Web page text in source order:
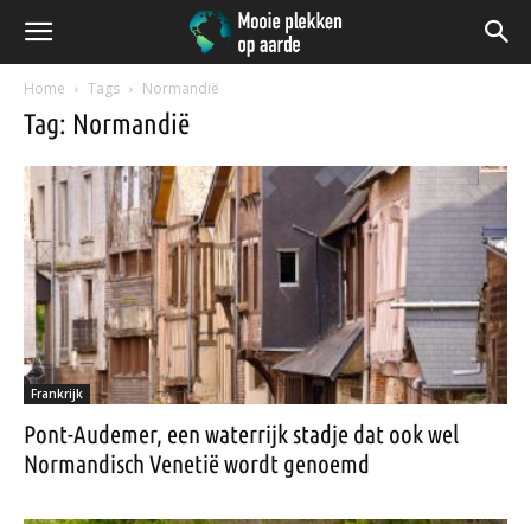
Home Tags Normandië
Tag: Normandië
Frankrijk
Pont-Audemer, een waterrijk stadje dat ook wel
Normandisch Venetië wordt genoemd